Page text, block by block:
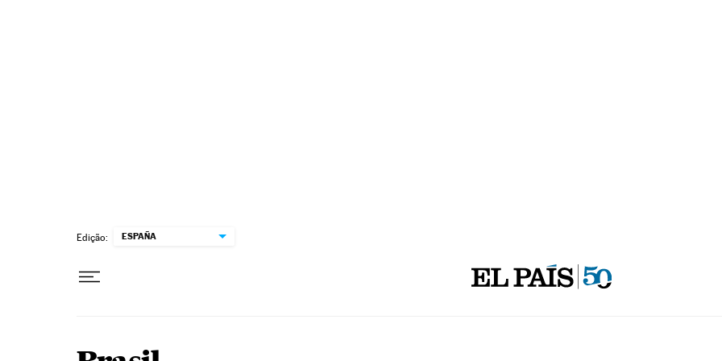
Edição: ESPAÑA